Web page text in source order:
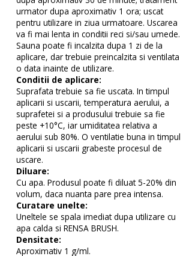
urmator dupa aproximativ 1 ora; uscat
pentru utilizare in ziua urmatoare. Uscarea
va fi mai lenta in conditii reci si/sau umede.
Sauna poate fi incalzita dupa 1 zi de la
aplicare, dar trebuie preincalzita si ventilata
o data inainte de utilizare.
Conditii de aplicare:
Suprafata trebuie sa fie uscata. In timpul
aplicarii si uscarii, temperatura aerului, a
suprafetei si a produsului trebuie sa fie
peste +10°C, iar umiditatea relativa a
aerului sub 80%. O ventilatie buna in timpul
aplicarii si uscarii grabeste procesul de
uscare.
Diluare:
Cu apa. Produsul poate fi diluat 5-20% din
volum, daca nuanta pare prea intensa.
Curatare unelte:
Uneltele se spala imediat dupa utilizare cu
apa calda si RENSA BRUSH.
Densitate:
Aproximativ 1 g/ml.